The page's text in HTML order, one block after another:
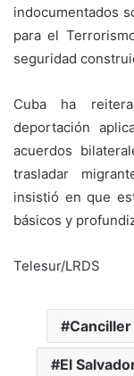
indocumentados
para el
seguridad
Cuba ha
deportación
acuerdos
trasladar
insistió en que
básicos y
Telesur/LRDS
El